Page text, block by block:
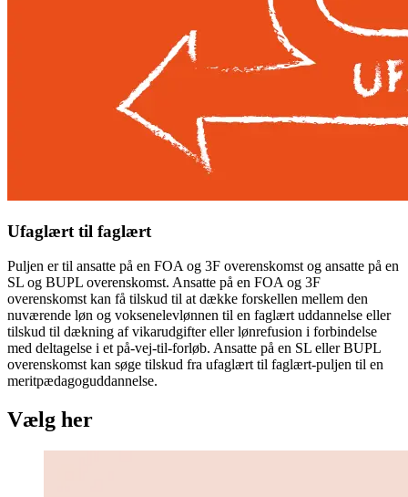
Ufaglært til faglært
Puljen er til ansatte på en FOA og 3F overenskomst og ansatte på en
SL og BUPL overenskomst. Ansatte på en FOA og 3F
overenskomst kan få tilskud til at dække forskellen mellem den
nuværende løn og voksenelevlønnen til en faglært uddannelse eller
tilskud til dækning af vikarudgifter eller lønrefusion i forbindelse
med deltagelse i et på-vej-til-forløb. Ansatte på en SL eller BUPL
overenskomst kan søge tilskud fra ufaglært til faglært-puljen til en
meritpædagoguddannelse.
Vælg her